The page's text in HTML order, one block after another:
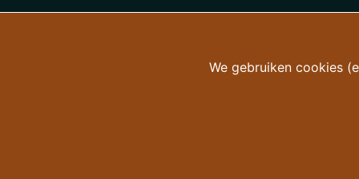
We gebruiken cookies